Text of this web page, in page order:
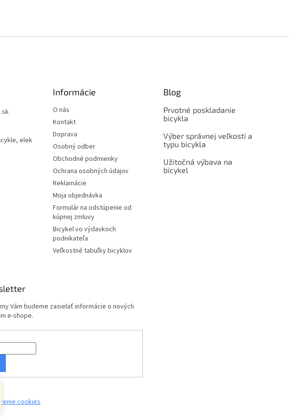
elek
Informácie
O nás
Kontakt
Doprava
Osobný odber
Obchodné podmienky
Ochrana osobných údajov
Reklamácie
Moja objednávka
Formulár na odstúpenie od
kúpnej zmluvy
Bicykel vo výdavkoch
podnikateľa
Veľkostné tabuľky bicyklov
Blog
Prvotné poskladanie
bicykla
Výber správnej veľkosti a
typu bicykla
Užitočná výbava na
bicykel
Vám budeme zasielať informácie o nových
e-shope.
cookies